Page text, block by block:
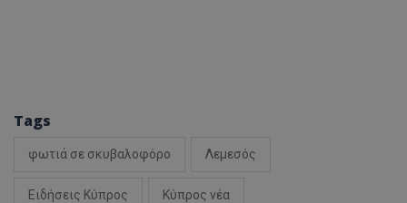
Tags
φωτιά σε σκυβαλοφόρο Λεμεσός
Ειδήσεις Κύπρος Κύπρος νέα